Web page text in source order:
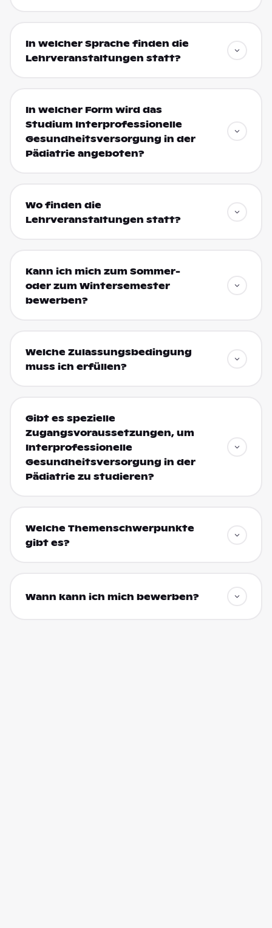
In welcher Sprache finden die
Lehrveranstaltungen statt?
In welcher Form wird das
Studium Interprofessionelle
Gesundheitsversorgung in der
Pädiatrie angeboten?
Wo finden die
Lehrveranstaltungen statt?
Kann ich mich zum Sommer-
oder zum Wintersemester
bewerben?
Welche Zulassungsbedingung
muss ich erfüllen?
Gibt es spezielle
Zugangsvoraussetzungen, um
Interprofessionelle
Gesundheitsversorgung in der
Pädiatrie zu studieren?
Welche Themenschwerpunkte
gibt es?
Wann kann ich mich bewerben?